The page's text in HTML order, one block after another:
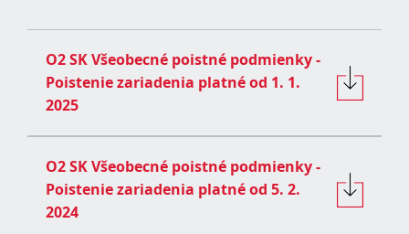
O2 SK Všeobecné poistné podmienky -
Poistenie zariadenia platné od 1. 1.
2025
O2 SK Všeobecné poistné podmienky -
Poistenie zariadenia platné od 5. 2.
2024